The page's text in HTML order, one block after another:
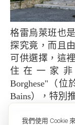
我們使用 Cookie 來分析流量並改善您的瀏覽體驗。您可以接
格雷烏萊班也是一個非常風景如畫的村莊，值得一
探究竟，而且
可供選擇，這
住在一家
Borghese"（位
Bains），特別